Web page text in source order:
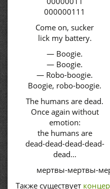
000000111
Come on, sucker
lick my battery.
— Boogie.
— Boogie.
— Robo-boogie.
Boogie, robo-boogie.
The humans are dead.
Once again without
emotion:
the humans are
dead-dead-dead-dead-
dead…
мертвы-мертвы-
Также существует